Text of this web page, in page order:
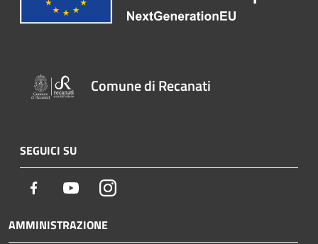
Comune di Recanati
SEGUICI SU
Facebook YoutubeInstagram
AMMINISTRAZIONE